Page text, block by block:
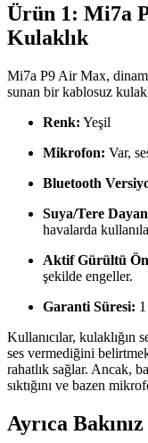
Ürün 1: Mi7a
Kulaklık
Mi7a P9 Air Max,
sunan bir kablosuz
Renk: Yeşil
Mikrofon: Var,
Bluetooth
Suya/Tere
havalarda
Aktif Gürültü
şekilde engeller.
Garanti Süresi:
Kullanıcılar, kulaklığın
ses vermediğini
rahatlık sağlar. Ancak,
sıktığını ve bazen
Ayrıca Bakınız